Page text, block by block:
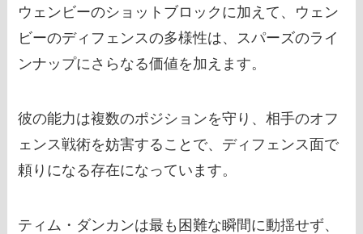
ウェンビーのショットブロックに加えて、ウェン
ビーのディフェンスの多様性は、スパーズのライ
ンナップにさらなる価値を加えます。
彼の能力は複数のポジションを守り、相手のオフ
ェンス戦術を妨害することで、ディフェンス面で
頼りになる存在になっています。
ティム・ダンカンは最も困難な瞬間に動揺せず、